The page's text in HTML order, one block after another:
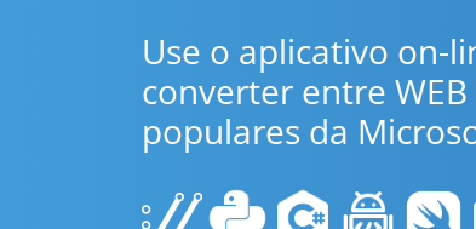
Use o aplicativo on-
converter entre
populares da